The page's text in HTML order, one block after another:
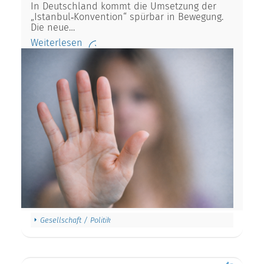
In Deutschland kommt die Umsetzung der
„Istanbul‑Konvention“ spürbar in Bewegung.
Die neue…
Weiterlesen
Gesellschaft / Politik